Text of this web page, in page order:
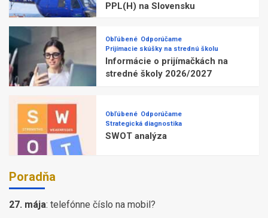
PPL(H) na Slovensku
Obľúbené Odporúčame
Prijímacie skúšky na strednú školu
Informácie o prijímačkách na
stredné školy 2026/2027
Obľúbené Odporúčame
Strategická diagnostika
SWOT analýza
Poradňa
27. mája: telefónne číslo na mobil?